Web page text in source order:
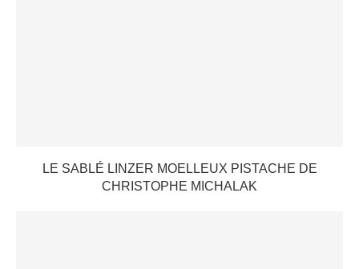
LE SABLÉ LINZER MOELLEUX PISTACHE DE
CHRISTOPHE MICHALAK